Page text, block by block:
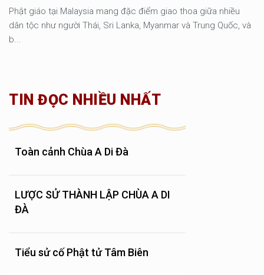
Phật giáo tại Malaysia mang đặc điểm giao thoa giữa nhiều
dân tộc như người Thái, Sri Lanka, Myanmar và Trung Quốc, và
b...
TIN ĐỌC NHIỀU NHẤT
Toàn cảnh Chùa A Di Đà
LƯỢC SỬ THÀNH LẬP CHÙA A DI
ĐÀ
Tiểu sử cố Phật tử Tâm Biên